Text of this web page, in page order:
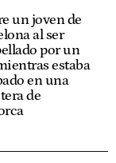
un joven de
al ser
por un
estaba
en una
de